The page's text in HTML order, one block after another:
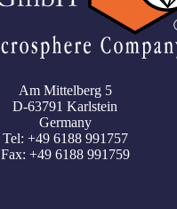
Am Mittelberg 5
D-63791 Karlstein
Germany
Tel: +49 6188 991757
Fax: +49 6188 991759